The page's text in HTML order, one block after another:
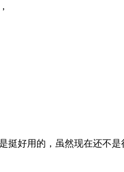
挺好用的，虽然现在还不是